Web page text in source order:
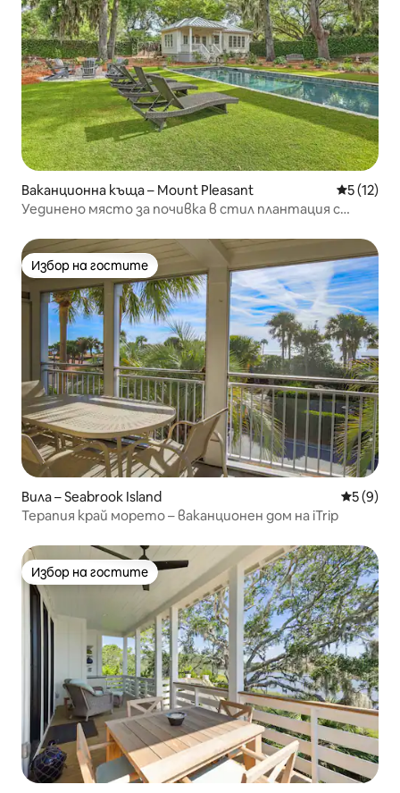
Ваканционна къща – Mount Pleasant Средна
5 (12)
Уединено място за почивка в стил плантация с
Избор на гостите
Избор на гостите
Вила – Seabrook Island Средна
5 (9)
Терапия край морето – ваканционен дом на iTrip
Избор на гостите
Избор на гостите